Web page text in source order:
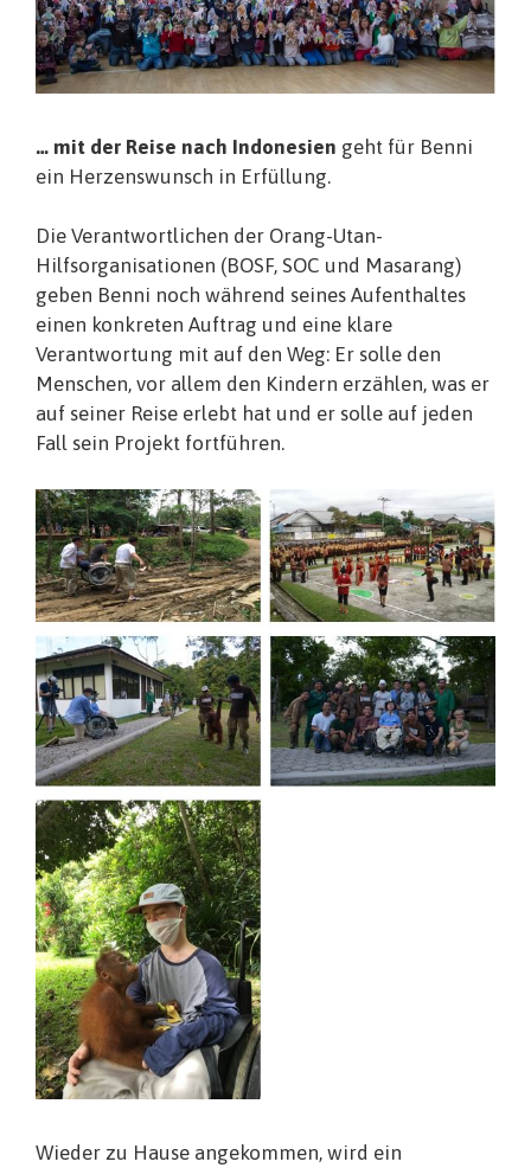
… mit der Reise nach Indonesien geht für Benni
ein Herzenswunsch in Erfüllung.
Die Verantwortlichen der Orang-Utan-
Hilfsorganisationen (BOSF, SOC und Masarang)
geben Benni noch während seines Aufenthaltes
einen konkreten Auftrag und eine klare
Verantwortung mit auf den Weg: Er solle den
Menschen, vor allem den Kindern erzählen, was er
auf seiner Reise erlebt hat und er solle auf jeden
Fall sein Projekt fortführen.
Wieder zu Hause angekommen, wird ein